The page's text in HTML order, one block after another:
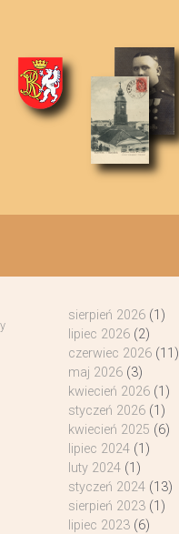
sierpień 2026(1)
lipiec 2026(2)
czerwiec 2026(11)
maj 2026(3)
kwiecień 2026(1)
styczeń 2026(1)
kwiecień 2025 (6)
lipiec 2024(1)
luty 2024(1)
styczeń 2024(13)
sierpień 2023(1)
lipiec 2023(6)